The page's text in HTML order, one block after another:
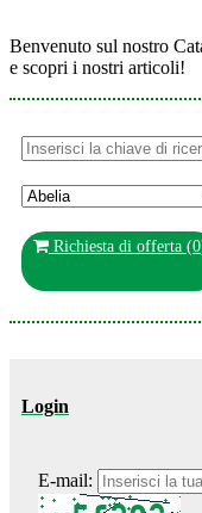
Benvenuto sul nostro
e scopri i nostri articoli!
Richiesta di offerta (0
Login
E-mail: